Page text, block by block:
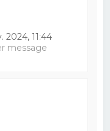
2024, 11:44
message